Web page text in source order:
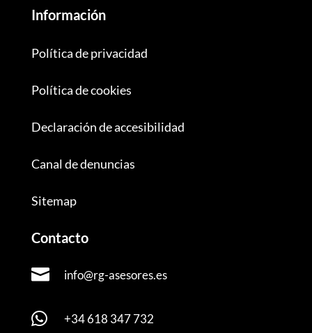
Información
Política de privacidad
Política de cookies
Declaración de accesibilidad
Canal de denuncias
Sitemap
Contacto
 info@rg-asesores.es
 +34 618 347 732